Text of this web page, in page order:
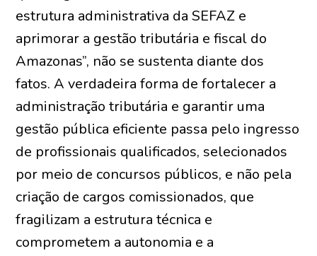
estrutura administrativa da SEFAZ e
aprimorar a gestão tributária e fiscal do
Amazonas”, não se sustenta diante dos
fatos. A verdadeira forma de fortalecer a
administração tributária e garantir uma
gestão pública eficiente passa pelo ingresso
de profissionais qualificados, selecionados
por meio de concursos públicos, e não pela
criação de cargos comissionados, que
fragilizam a estrutura técnica e
comprometem a autonomia e a